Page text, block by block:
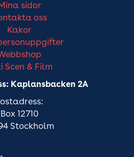
sidor
oss
Kakor
Scen & Film
Kaplansbacken 2A
Box 12710
94 Stockholm